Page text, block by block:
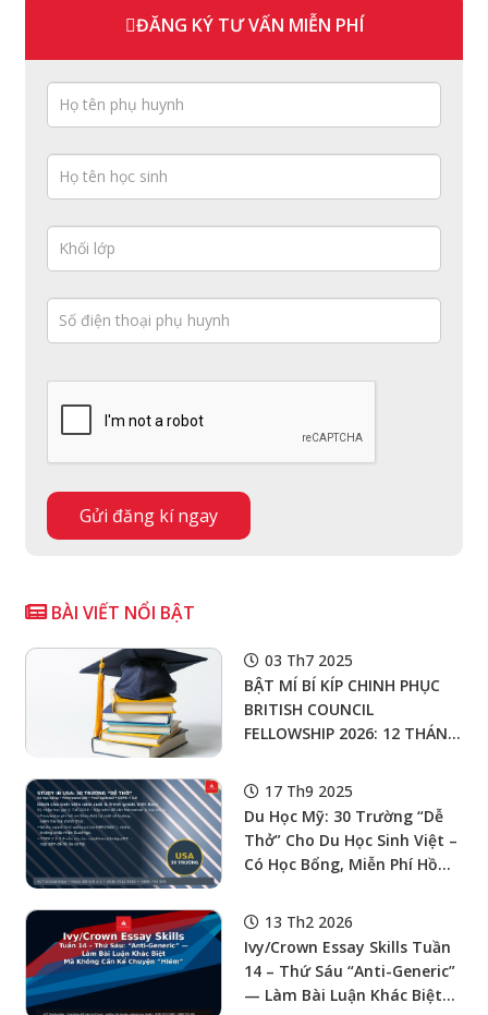
ĐĂNG KÝ TƯ VẤN MIỄN PHÍ
BÀI VIẾT NỔI BẬT
03 Th7 2025
BẬT MÍ BÍ KÍP CHINH PHỤC
BRITISH COUNCIL
FELLOWSHIP 2026: 12 THÁNG
EDINBURGH VỚI 300 TRIỆU
ĐỒNG!
17 Th9 2025
Du Học Mỹ: 30 Trường “Dễ
Thở” Cho Du Học Sinh Việt –
Có Học Bổng, Miễn Phí Hồ
Nhận CGPA < 3.0
13 Th2 2026
Ivy/Crown Essay Skills Tuần
14 – Thứ Sáu “Anti-Generic”
— Làm Bài Luận Khác Biệt